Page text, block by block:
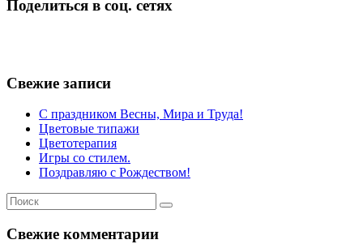
Поделиться в соц. сетях
Свежие записи
С праздником Весны, Мира и Труда!
Цветовые типажи
Цветотерапия
Игры со стилем.
Поздравляю с Рождеством!
Свежие комментарии